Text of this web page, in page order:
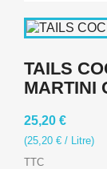
TAILS
MARTINI
25,20 €
(25,20 € / Litre)
TTC